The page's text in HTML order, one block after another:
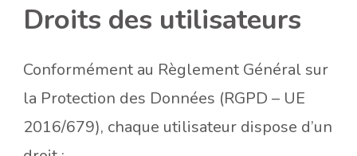
Droits des utilisateurs
Conformément au Règlement Général sur
la Protection des Données (RGPD – UE
2016/679), chaque utilisateur dispose d’un